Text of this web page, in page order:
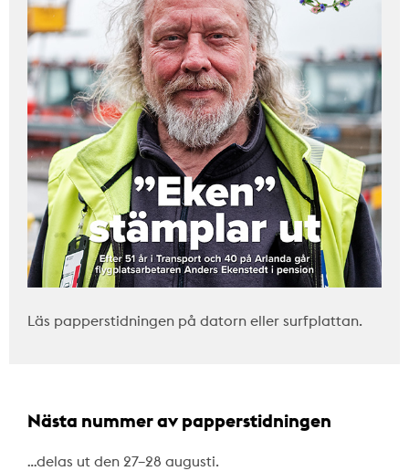
Läs papperstidningen på datorn eller surfplattan.
Nästa nummer av papperstidningen
…delas ut den 27–28 augusti.